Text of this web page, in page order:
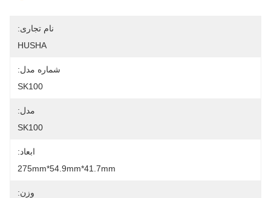
نام تجاری:
HUSHA
شماره مدل:
SK100
مدل:
SK100
ابعاد:
275mm*54.9mm*41.7mm
وزن: